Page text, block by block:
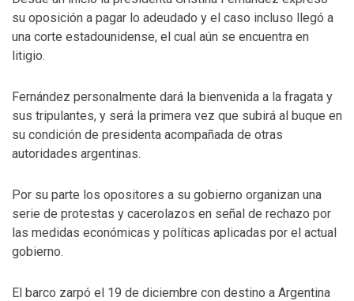
su oposición a pagar lo adeudado y el caso incluso llegó a
una corte estadounidense, el cual aún se encuentra en
litigio.
Fernández personalmente dará la bienvenida a la fragata y
sus tripulantes, y será la primera vez que subirá al buque en
su condición de presidenta acompañada de otras
autoridades argentinas.
Por su parte los opositores a su gobierno organizan una
serie de protestas y cacerolazos en señal de rechazo por
las medidas económicas y políticas aplicadas por el actual
gobierno.
El barco zarpó el 19 de diciembre con destino a Argentina